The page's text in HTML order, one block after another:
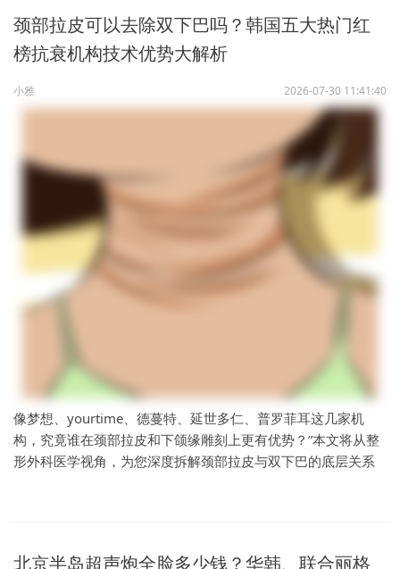
颈部拉皮可以去除双下巴吗？韩国五大热门红
榜抗衰机构技术优势大解析
小雅 2026-07-30 11:41:40
像梦想、yourtime、德蔓特、延世多仁、普罗菲耳这几家机
构，究竟谁在颈部拉皮和下颌缘雕刻上更有优势？”本文将从整
形外科医学视角，为您深度拆解颈部拉皮与双下巴的底层关系
北京半岛超声炮全脸多少钱？华韩、联合丽格